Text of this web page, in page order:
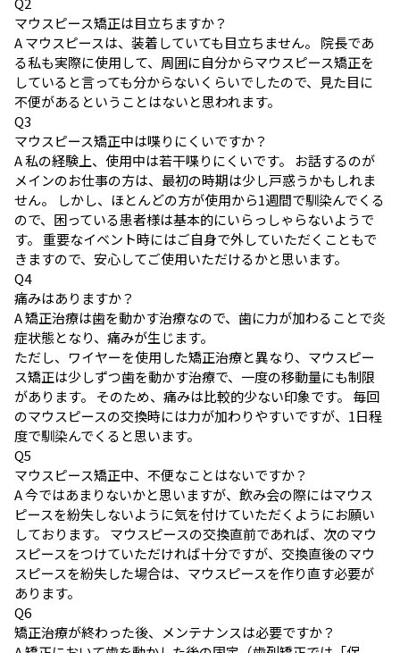
マウスピース矯正は目立ちますか？
Aマウスピースは、装着していても目立ちません。 院長であ
る私も実際に使用して、周囲に自分からマウスピース矯正を
していると言っても分からないくらいでしたので、見た目に
不便があるということはないと思われます。
Q3
マウスピース矯正中は喋りにくいですか？
A私の経験上、使用中は若干喋りにくいです。 お話するのが
メインのお仕事の方は、最初の時期は少し戸惑うかもしれま
せん。 しかし、ほとんどの方が使用から1週間で馴染んでくる
ので、困っている患者様は基本的にいらっしゃらないようで
す。 重要なイベント時にはご自身で外していただくこともで
きますので、安心してご使用いただけるかと思います。
Q4
痛みはありますか？
A矯正治療は歯を動かす治療なので、歯に力が加わることで炎
症状態となり、痛みが生じます。
ただし、ワイヤーを使用した矯正治療と異なり、マウスピー
ス矯正は少しずつ歯を動かす治療で、一度の移動量にも制限
があります。 そのため、痛みは比較的少ない印象です。 毎回
のマウスピースの交換時には力が加わりやすいですが、1日程
度で馴染んでくると思います。
Q5
マウスピース矯正中、不便なことはないですか？
A今ではあまりないかと思いますが、飲み会の際にはマウス
ピースを紛失しないように気を付けていただくようにお願い
しております。 マウスピースの交換直前であれば、次のマウ
スピースをつけていただければ十分ですが、交換直後のマウ
スピースを紛失した場合は、マウスピースを作り直す必要が
あります。
Q6
矯正治療が終わった後、メンテナンスは必要ですか？